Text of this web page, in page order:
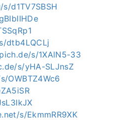
d1TV7SBSH
dtb4LQCLj
s/1XAlN5-33
s/yHA-SLJnsZ
OWBTZ4Wc6
s/EkmmRR9XK